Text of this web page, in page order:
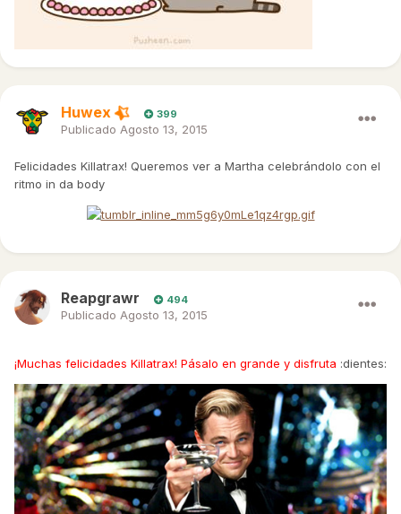
Huwex 399
Publicado Agosto 13, 2015
Felicidades Killatrax! Queremos ver a Martha celebrándolo con el
ritmo in da body
Reapgrawr 494
Publicado Agosto 13, 2015
¡Muchas felicidades Killatrax! Pásalo en grande y disfruta :dientes: